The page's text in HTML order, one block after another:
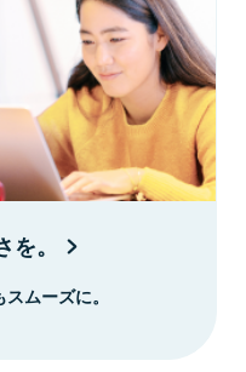
。
ムーズに。